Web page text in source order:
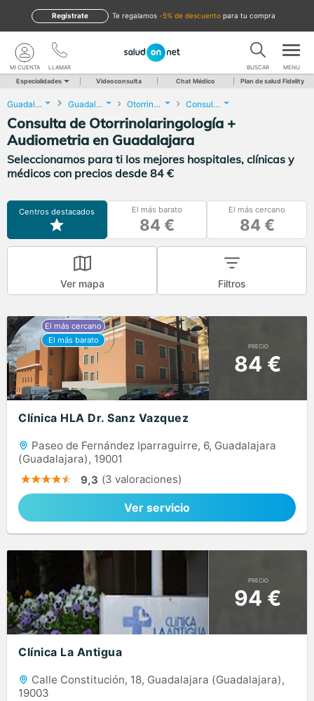
te regalamos -5% de descuento para tu compra
Regístrate
LLAMAR
MI CUENTA BUSCAR MENU
Especialidades Videoconsulta Chat Médico Plan de salud Fidelity
Guadalajara Guadalajara Otorrinolaringología Consulta de Otorrinolaringología + Audiometria
Consulta de Otorrinolaringología +
Audiometria en Guadalajara
Seleccionamos para ti los mejores hospitales, clínicas y
médicos con precios desde 84 €
Centros destacados El más barato
84 €
El más cercano
84 €
Ver mapa Filtros
PRECIO
84 €
Clínica HLA Dr. Sanz Vazquez
Paseo de Fernández Iparraguirre, 6, Guadalajara
(Guadalajara), 19001
9,3 (3 valoraciones)
Ver servicio
PRECIO
94 €
Clínica La Antigua
Calle Constitución, 18, Guadalajara (Guadalajara),
19003